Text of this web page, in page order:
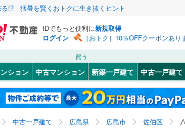
!? 猛暑を賢くおトクに生き抜くヒント
IDでもっと便利に新規取得
ログイン
［おトク］10％OFFクーポンあり
買う
ション 中古マンション 新築一戸建て 中古一戸建て
中古一戸建て 広島県 広島市 佐伯区
北海道
青森 岩手 宮城
東京 神奈川 埼玉
中区(3)
西区(27)
安芸区
19)
海老園(1)
美鈴が丘南(1)
藤の木
4)
山陽本線（JR西日本）(2)
呉線(0)
山陽新幹線(0 )
リフォーム、リノベーション
リノベーション・リフォーム
（0）
設備
検索条件を
この検索条件の新着物件通知は
広島県、広島市佐